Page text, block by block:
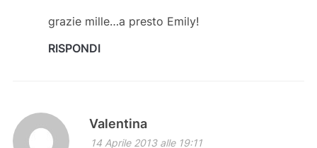
grazie mille…a presto Emily!
RISPONDI
Valentina
14 Aprile 2013 alle 19:11